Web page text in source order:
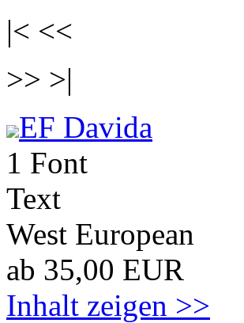
|< <<
>> >|
EF Davida
1 Font
Text
West European
ab 35,00 EUR
Inhalt zeigen >>